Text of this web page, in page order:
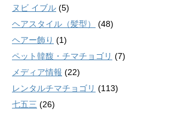
ヌビ イブル (5)
ヘアスタイル（髪型）
(48)
ヘアー飾り (1)
ペット韓馥・チマチョゴリ (7)
メディア情報 (22)
レンタルチマチョゴリ (113)
七五三 (26)